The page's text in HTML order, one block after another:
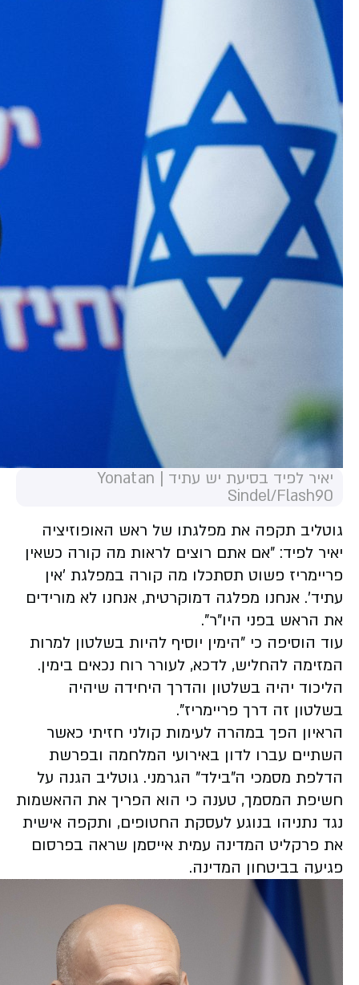
יאיר לפיד בסיעת יש עתיד | Yonatan
Sindel/Flash90
גוטליב תקפה את מפלגתו של ראש האופוזיציה
יאיר לפיד: "אם אתם רוצים לראות מה קורה כשאין
פריימריז פשוט תסתכלו מה קורה במפלגת 'אין
עתיד'. אנחנו מפלגה דמוקרטית, אנחנו לא מורידים
את הראש בפני היו"ר".
עוד הוסיפה כי "הימין יוסיף להיות בשלטון למרות
המזימה להחליש, לדכא, לעורר רוח נכאים בימין.
הליכוד יהיה בשלטון והדרך היחידה שיהיה
בשלטון זה דרך פריימריז".
הראיון הפך במהרה לעימות קולני חזיתי כאשר
השתיים עברו לדון באירועי המלחמה ובפרשת
הדלפת מסמכי ה"בילד" הגרמני. גוטליב הגנה על
חשיפת המסמך, טענה כי הוא הפריך את ההאשמות
נגד נתניהו בנוגע לעסקת החטופים, ותקפה אישית
את פרקליט המדינה עמית אייסמן שראה בפרסום
פגיעה בביטחון המדינה.